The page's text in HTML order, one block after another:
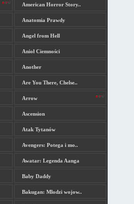
American Horror Story..
Anatomia Prawdy
Angel from Hell
Anioł Ciemności
Another
Are You There, Chelse..
Arrow
Ascension
Atak Tytanów
Avengers: Potega i mo..
Awatar: Legenda Aanga
Baby Daddy
Bakugan: Mlodzi wojow..